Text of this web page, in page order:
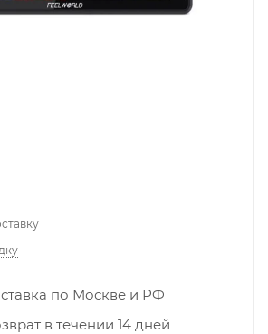
по Москве и РФ
в течении 14 дней